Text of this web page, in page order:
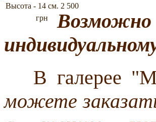
Высота - 14 см. 2 500
грн
В галерее
можете